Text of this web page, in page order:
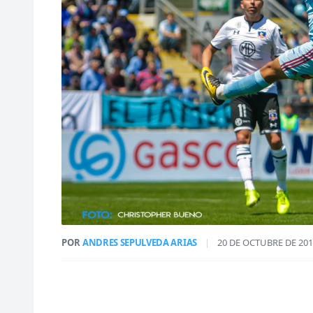
POR ANDRES SEPULVEDA ARIAS | 20 DE OCTUBRE DE